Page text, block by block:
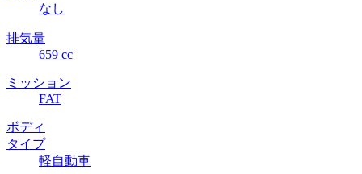
なし
排気量
659 cc
ミッション
FAT
ボディ
タイプ
軽自動車